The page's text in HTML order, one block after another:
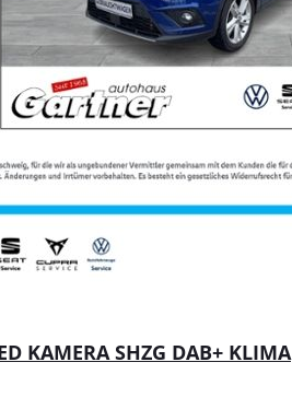
KAMERA SHZG DAB+ KLIMA